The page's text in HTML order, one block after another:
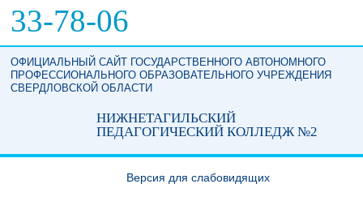
33-78-06
ОФИЦИАЛЬНЫЙ САЙТ ГОСУДАРСТВЕННОГО АВТОНОМНОГО
ПРОФЕССИОНАЛЬНОГО ОБРАЗОВАТЕЛЬНОГО УЧРЕЖДЕНИЯ
СВЕРДЛОВСКОЙ ОБЛАСТИ
НИЖНЕТАГИЛЬСКИЙ
ПЕДАГОГИЧЕСКИЙ КОЛЛЕДЖ №2
Версия для слабовидящих